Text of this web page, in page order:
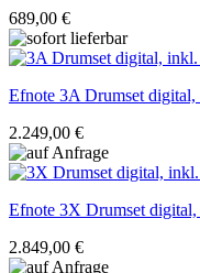
689,00 €
Efnote 3A Drumset
2.249,00 €
Efnote 3X Drumset
2.849,00 €